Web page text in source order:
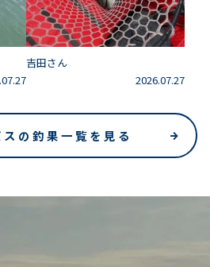
吉田さん
2026.07.27
の釣果一覧を見る